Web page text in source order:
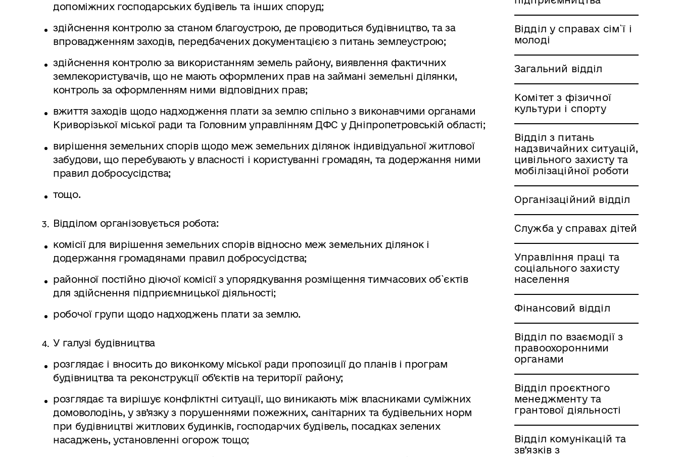
допоміжних господарських будівель та інших споруд;
здійснення контролю за станом благоустрою, де проводиться будівництво, та за
впровадженням заходів, передбачених документацією з питань землеустрою;
здійснення контролю за використанням земель району, виявлення фактичних
землекористувачів, що не мають оформлених прав на займані земельні ділянки,
контроль за оформленням ними відповідних прав;
вжиття заходів щодо надходження плати за землю спільно з виконавчими органами
Криворізької міської ради та Головним управлінням ДФС у Дніпропетровській області;
вирішення земельних спорів щодо меж земельних ділянок індивідуальної житлової
забудови, що перебувають у власності і користуванні громадян, та додержання ними
правил добросусідства;
тощо.
Відділом організовується робота:
комісії для вирішення земельних спорів відносно меж земельних ділянок і
додержання громадянами правил добросусідства;
районної постійно діючої комісії з упорядкування розміщення тимчасових об`єктів
для здійснення підприємницької діяльності;
робочої групи щодо надходжень плати за землю.
У галузі будівництва
розглядає і вносить до виконкому міської ради пропозиції до планів і програм
будівництва та реконструкції об’єктів на території району;
розглядає та вирішує конфліктні ситуації, що виникають між власниками суміжних
домоволодінь, у зв’язку з порушеннями пожежних, санітарних та будівельних норм
при будівництві житлових будинків, господарчих будівель, посадках зелених
насаджень, установленні огорож тощо;
Відділ у справах сім`ї і
молоді
Загальний відділ
Комітет з фізичної
культури і спорту
Відділ з питань
надзвичайних ситуацій,
цивільного захисту та
мобілізаційної роботи
Організаційний відділ
Служба у справах дітей
Управління праці та
соціального захисту
населення
Фінансовий відділ
Відділ по взаємодії з
правоохоронними
органами
Відділ проєктного
менеджменту та
грантової діяльності
Відділ комунікацій та
зв’язків з